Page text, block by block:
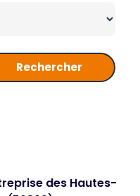
Rechercher
des Hautes-